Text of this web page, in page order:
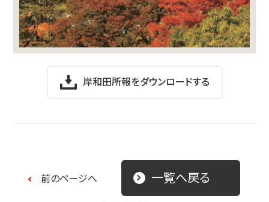
岸和田所報をダウンロードする
前のページへ 一覧へ戻る